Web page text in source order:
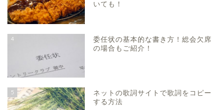
いても！
4
委任状の基本的な書き方！総会欠席
の場合もご紹介！
5
ネットの歌詞サイトで歌詞をコピー
する方法